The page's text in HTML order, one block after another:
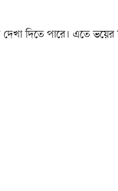
দিতে পারে। এতে